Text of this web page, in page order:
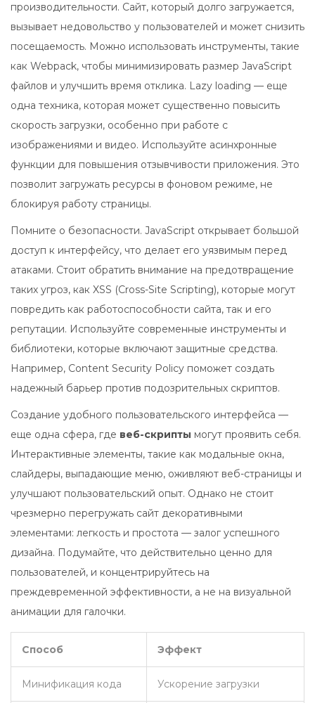
производительности. Сайт, который долго загружается,
вызывает недовольство у пользователей и может снизить
посещаемость. Можно использовать инструменты, такие
как Webpack, чтобы минимизировать размер JavaScript
файлов и улучшить время отклика. Lazy loading — еще
одна техника, которая может существенно повысить
скорость загрузки, особенно при работе с
изображениями и видео. Используйте асинхронные
функции для повышения отзывчивости приложения. Это
позволит загружать ресурсы в фоновом режиме, не
блокируя работу страницы.
Помните о безопасности. JavaScript открывает большой
доступ к интерфейсу, что делает его уязвимым перед
атаками. Стоит обратить внимание на предотвращение
таких угроз, как XSS (Cross-Site Scripting), которые могут
повредить как работоспособности сайта, так и его
репутации. Используйте современные инструменты и
библиотеки, которые включают защитные средства.
Например, Content Security Policy поможет создать
надежный барьер против подозрительных скриптов.
Создание удобного пользовательского интерфейса —
еще одна сфера, где веб-скрипты могут проявить себя.
Интерактивные элементы, такие как модальные окна,
слайдеры, выпадающие меню, оживляют веб-страницы и
улучшают пользовательский опыт. Однако не стоит
чрезмерно перегружать сайт декоративными
элементами: легкость и простота — залог успешного
дизайна. Подумайте, что действительно ценно для
пользователей, и концентрируйтесь на
преждевременной эффективности, а не на визуальной
анимации для галочки.
Способ Эффект
Минификация кода Ускорение загрузки